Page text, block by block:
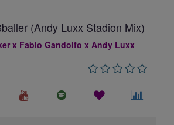
(Andy Luxx Stadion Mix)
x Fabio Gandolfo x Andy Luxx